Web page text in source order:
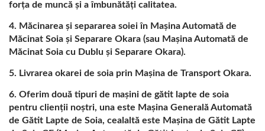
DE SOIA, PREȚUL
MAȘINII DE FĂCUT
LAPTE DE SOIA, MAȘINĂ
DE PROCESARE A
BOABELOR DE SOIA,
forța de muncă și a îmbunătăți calitatea.
Măcinarea și separarea soiei în Mașina Automată de
Măcinat Soia și Separare Okara (sau Mașina Automată de
Măcinat Soia cu Dublu și Separare Okara).
Livrarea okarei de soia prin Mașina de Transport Okara.
Oferim două tipuri de mașini de gătit lapte de soia
pentru clienții noștri, una este Mașina Generală Automată
de Gătit Lapte de Soia, cealaltă este Mașina de Gătit Lapte